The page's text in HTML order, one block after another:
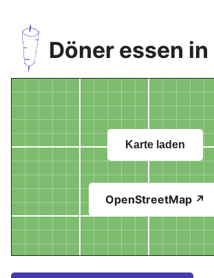
Döner essen
Karte laden
OpenStreetMap ↗